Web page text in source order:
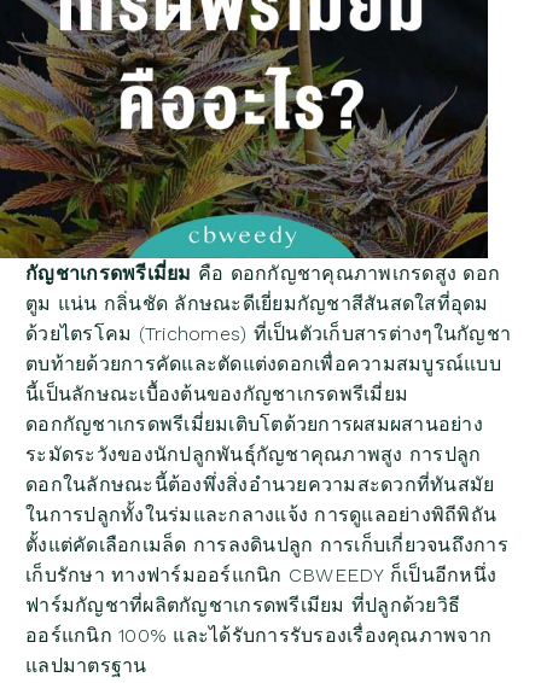
กัญชาเกรดพรีเมี่ยม คือ ดอกกัญชาคุณภาพเกรดสูง ดอก
ตูม แน่น กลิ่นชัด ลักษณะดีเยี่ยมกัญชาสีสันสดใสที่อุดม
ด้วยไตรโคม (Trichomes) ที่เป็นตัวเก็บสารต่างๆในกัญชา
ตบท้ายด้วยการคัดและตัดแต่งดอกเพื่อความสมบูรณ์แบบ
นี้เป็นลักษณะเบื้องต้นของกัญชาเกรดพรีเมี่ยม
ดอกกัญชาเกรดพรีเมี่ยมเติบโตด้วยการผสมผสานอย่าง
ระมัดระวังของนักปลูกพันธุ์กัญชาคุณภาพสูง การปลูก
ดอกในลักษณะนี้ต้องพึ่งสิ่งอำนวยความสะดวกที่ทันสมัย
ในการปลูกทั้งในร่มและกลางแจ้ง การดูแลอย่างพิถีพิถัน
ตั้งแต่คัดเลือกเมล็ด การลงดินปลูก การเก็บเกี่ยวจนถึงการ
เก็บรักษา ทางฟาร์มออร์แกนิก CBWEEDY ก็เป็นอีกหนึ่ง
ฟาร์มกัญชาที่ผลิตกัญชาเกรดพรีเมียม ที่ปลูกด้วยวิธี
ออร์แกนิก 100% และได้รับการรับรองเรื่องคุณภาพจาก
แลปมาตรฐาน